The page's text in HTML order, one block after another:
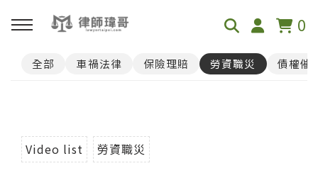
0
回主選單
Youtube
全部 車禍法律 保險理賠 勞資職災 債權催
Video list 勞資職災